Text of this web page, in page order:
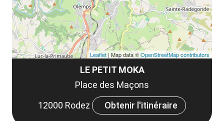
LE PETIT MOKA
Place des Maçons
12000 Rodez
Obtenir l'itinéraire
Leaflet | Map data ©OpenStreetMap contributors